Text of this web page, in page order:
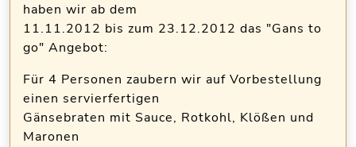
haben wir ab dem
11.11.2012 bis zum 23.12.2012 das "Gans to
go" Angebot:
Für 4 Personen zaubern wir auf Vorbestellung
einen servierfertigen
Gänsebraten mit Sauce, Rotkohl, Klößen und
Maronen